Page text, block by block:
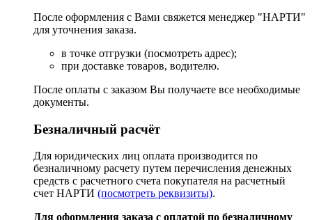
После оформления с Вами свяжется менеджер "НАРТИ"
для уточнения заказа.
в точке отгрузки (посмотреть адрес);
при доставке товаров, водителю.
После оплаты с заказом Вы получаете все необходимые
документы.
Безналичный расчёт
Для юридических лиц оплата производится по
безналичному расчету путем перечисления денежных
средств с расчетного счета покупателя на расчетный
счет НАРТИ (посмотреть реквизиты).
Для оформления заказа с оплатой по безналичному